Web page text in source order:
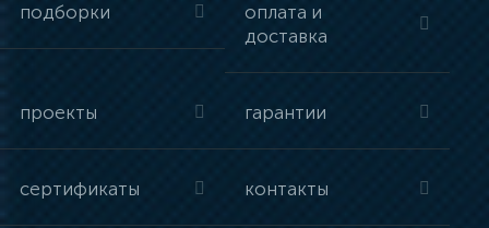
подборки
оплата и
доставка
проекты гарантии
сертификаты контакты